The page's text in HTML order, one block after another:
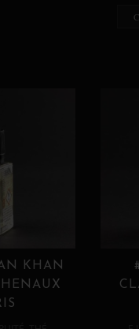
KHAN